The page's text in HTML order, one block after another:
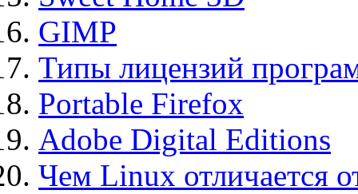
GIMP
Типы лицензий
Portable Firefox
Adobe Digital Editions
Чем Linux отличается